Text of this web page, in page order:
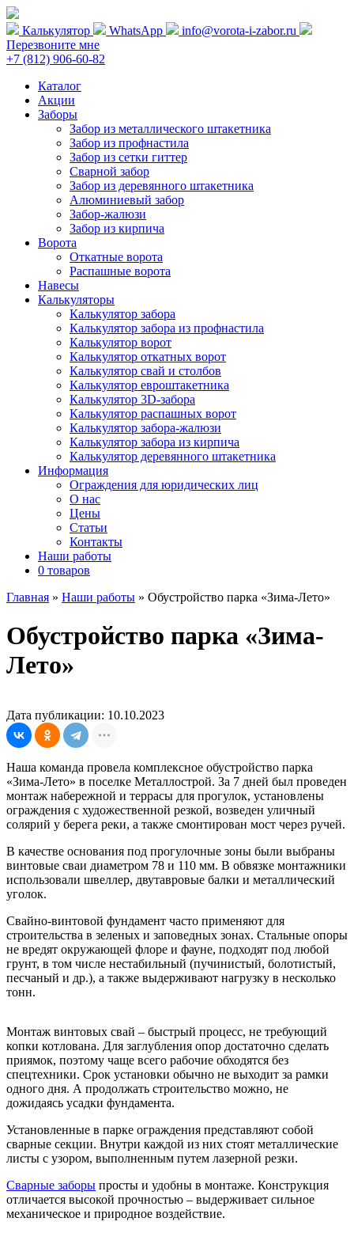
Калькулятор WhatsApp
info@vorota-i-zabor.ru
Перезвоните мне
+7 (812) 906-60-82
Каталог
Акции
Заборы
Забор из металлического штакетника
Забор из профнастила
Забор из сетки гиттер
Сварной забор
Забор из деревянного штакетника
Алюминиевый забор
Забор-жалюзи
Забор из кирпича
Ворота
Откатные ворота
Распашные ворота
Навесы
Калькуляторы
Калькулятор забора
Калькулятор забора из профнастила
Калькулятор ворот
Калькулятор откатных ворот
Калькулятор свай и столбов
Калькулятор евроштакетника
Калькулятор 3D-забора
Калькулятор распашных ворот
Калькулятор забора-жалюзи
Калькулятор забора из кирпича
Калькулятор деревянного штакетника
Информация
Ограждения для юридических лиц
О нас
Цены
Статьи
Контакты
Наши работы
0 товаров
Главная » Наши работы » Обустройство парка «Зима-Лето»
Обустройство парка «Зима-
Лето»
Дата публикации: 10.10.2023
Наша команда провела комплексное обустройство парка
«Зима-Лето» в поселке Металлострой. За 7 дней был проведен
монтаж набережной и террасы для прогулок, установлены
ограждения с художественной резкой, возведен уличный
солярий у берега реки, а также смонтирован мост через ручей.
В качестве основания под прогулочные зоны были выбраны
винтовые сваи диаметром 78 и 110 мм. В обвязке монтажники
использовали швеллер, двутавровые балки и металлический
уголок.
Свайно-винтовой фундамент часто применяют для
строительства в зеленых и заповедных зонах. Стальные опоры
не вредят окружающей флоре и фауне, подходят под любой
грунт, в том числе нестабильный (пучинистый, болотистый,
песчаный и др.), а также выдерживают нагрузку в несколько
тонн.
Монтаж винтовых свай – быстрый процесс, не требующий
копки котлована. Для заглубления опор достаточно сделать
приямок, поэтому чаще всего рабочие обходятся без
спецтехники. Срок установки обычно не выходит за рамки
одного дня. А продолжать строительство можно, не
дожидаясь усадки фундамента.
Установленные в парке ограждения представляют собой
сварные секции. Внутри каждой из них стоят металлические
листы с узором, выполненным путем лазерной резки.
Сварные заборы просты и удобны в монтаже. Конструкция
отличается высокой прочностью – выдерживает сильное
механическое и природное воздействие.